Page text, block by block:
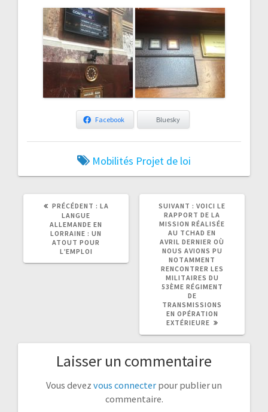
Facebook Bluesky
Mobilités Projet de loi
PRÉCÉDENT :
ARTICLE
PRÉCÉDENT
LA
LANGUE
ALLEMANDE EN
LORRAINE : UN
ATOUT POUR
L’EMPLOI
SUIVANT :
ARTICLE
SUIVANT
VOICI LE
RAPPORT DE LA
MISSION RÉALISÉE
AU TCHAD EN
AVRIL DERNIER OÙ
NOUS AVIONS PU
NOTAMMENT
RENCONTRER LES
MILITAIRES DU
53ÈME RÉGIMENT
DE
TRANSMISSIONS
EN OPÉRATION
EXTÉRIEURE
Laisser un commentaire
Vous devez vous connecter pour publier un
commentaire.